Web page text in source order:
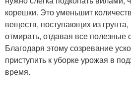
корешки. Это уменьшит
веществ, поступающих из грунта,
отмирать, отдавая все полезные
Благодаря этому созревание
приступить к уборке урожая в
время.